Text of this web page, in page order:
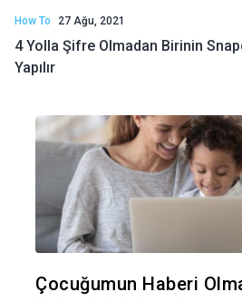
How To 27 Ağu, 2021
4 Yolla Şifre Olmadan Birinin
Yapılır
Çocuğumun Haberi